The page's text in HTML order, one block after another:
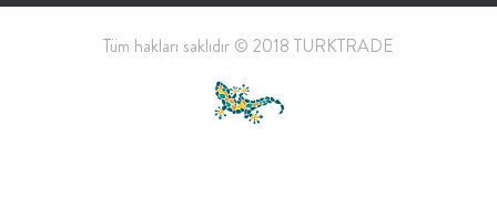
Tüm hakları saklıdır © 2018 TURKTRADE